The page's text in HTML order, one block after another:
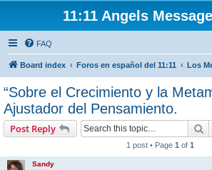
11:11 Angels
FAQ
Board index Foros en español del 11:11 Los
“Sobre el Crecimiento y la
Ajustador del Pensamiento.
Post Reply
1 post • Page 1 of 1
Sandy